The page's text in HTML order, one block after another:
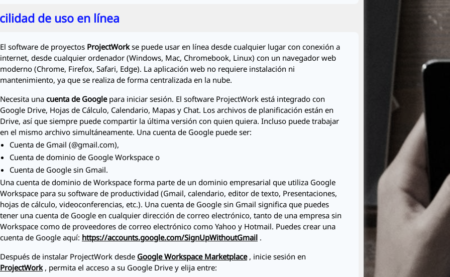
de uso en línea
El software de proyectos ProjectWorkse puede usar en línea desde cualquier lugar con conexión a
internet, desde cualquier ordenador (Windows, Mac, Chromebook, Linux) con un navegador web
moderno (Chrome, Firefox, Safari, Edge). La aplicación web no requiere instalación ni
mantenimiento, ya que se realiza de forma centralizada en la nube.
Necesita una cuenta de Googlepara iniciar sesión. El software ProjectWork está integrado con
Google Drive, Hojas de Cálculo, Calendario, Mapas y Chat. Los archivos de planificación están en
Drive, así que siempre puede compartir la última versión con quien quiera. Incluso puede trabajar
en el mismo archivo simultáneamente. Una cuenta de Google puede ser:
Cuenta de Gmail (@gmail.com),
Cuenta de dominio de Google Workspace o
Cuenta de Google sin Gmail.
Una cuenta de dominio de Workspace forma parte de un dominio empresarial que utiliza Google
Workspace para su software de productividad (Gmail, calendario, editor de texto, Presentaciones,
hojas de cálculo, videoconferencias, etc.). Una cuenta de Google sin Gmail significa que puedes
tener una cuenta de Google en cualquier dirección de correo electrónico, tanto de una empresa sin
Workspace como de proveedores de correo electrónico como Yahoo y Hotmail. Puedes crear una
cuenta de Google aquí: https://accounts.google.com/SignUpWithoutGmail .
Después de instalar ProjectWork desde Google Workspace Marketplace, inicie sesión en
ProjectWork, permita el acceso a su Google Drive y elija entre: